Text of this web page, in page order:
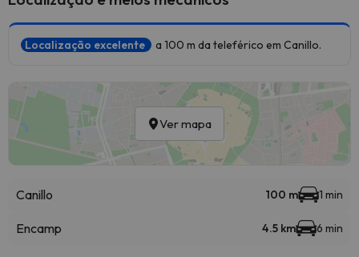
Localização excelente a 100 m da teleférico em Canillo.
Ver mapa
Canillo 100 m 1 min
Encamp 4.5 km 6 min